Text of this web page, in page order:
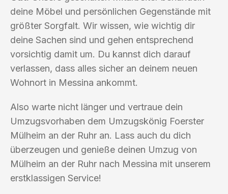
deine Möbel und persönlichen Gegenstände mit
größter Sorgfalt. Wir wissen, wie wichtig dir
deine Sachen sind und gehen entsprechend
vorsichtig damit um. Du kannst dich darauf
verlassen, dass alles sicher an deinem neuen
Wohnort in Messina ankommt.
Also warte nicht länger und vertraue dein
Umzugsvorhaben dem Umzugskönig Foerster
Mülheim an der Ruhr an. Lass auch du dich
überzeugen und genieße deinen Umzug von
Mülheim an der Ruhr nach Messina mit unserem
erstklassigen Service!